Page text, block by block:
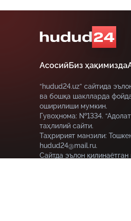
АсосийБиз ҳақимизда
“hudud24.uz” сайтида
ва бошқа шаклларда
оширилиши мумкин.
Гувоҳнома: №1334.
таҳлилий сайти.
Таҳририят манзили:
hudud24@mail.ru.
Сайтда эълон